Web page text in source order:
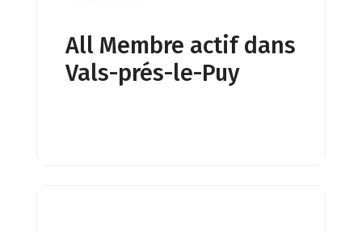
All Membre actif dans
Vals-prés-le-Puy